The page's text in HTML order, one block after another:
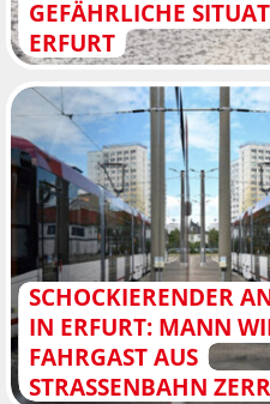
GEFÄHRLICHE
ERFURT
SCHOCKIERENDER
IN ERFURT: MANN
FAHRGAST AUS
STRASSENBAHN